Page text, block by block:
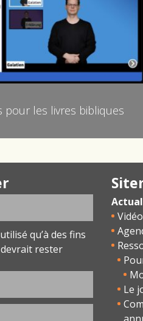
pour les livres bibliques
qu’à des fins
rester
Le